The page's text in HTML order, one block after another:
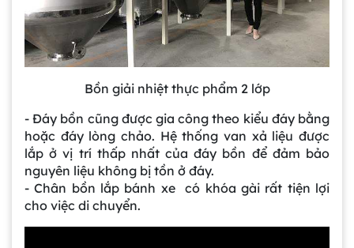
Bồn giải nhiệt thực phẩm 2 lớp
- Đáy bồn cũng được gia công theo kiểu đáy bằng
hoặc đáy lòng chảo. Hệ thống van xả liệu được
lắp ở vị trí thấp nhất của đáy bồn để đảm bảo
nguyên liệu không bị tồn ở đáy.
- Chân bồn lắp bánh xe có khóa gài rất tiện lợi
cho việc di chuyển.